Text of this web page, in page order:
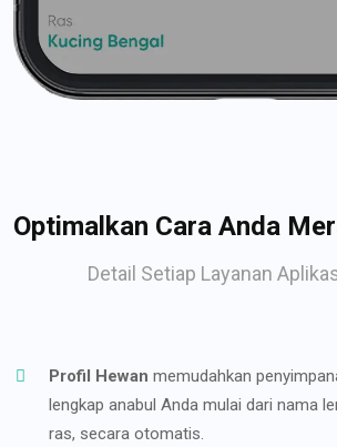
Optimalkan Cara Anda
Detail Setiap Layanan
Profil Hewan memudahkan
lengkap anabul Anda mulai dari nama
ras, secara otomatis.